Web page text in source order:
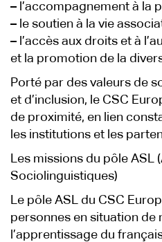
– l’accompagnement à la
– le soutien à la vie
– l’accès aux droits et à
et la promotion de la
Porté par des valeurs de
et d’inclusion, le CSC
de proximité, en lien
les institutions et les
Les missions du pôle ASL
Sociolinguistiques)
Le pôle ASL du CSC
personnes en situation de
l’apprentissage du